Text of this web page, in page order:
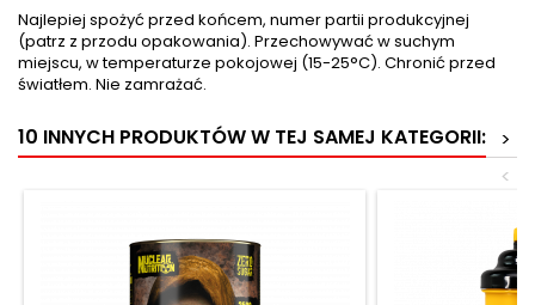
Najlepiej spożyć przed końcem, numer partii produkcyjnej
(patrz z przodu opakowania). Przechowywać w suchym
miejscu, w temperaturze pokojowej (15-25°C). Chronić przed
światłem. Nie zamrażać.
10 INNYCH PRODUKTÓW W TEJ SAMEJ KATEGORII: >
<